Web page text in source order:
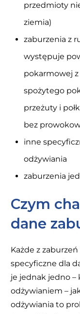
przedmioty
ziemia)
zaburzenia z
występuje
pokarmowej z
spożytego
przeżuty i
bez
inne
odżywiania
zaburzenia
Czym
dane
Każde z
specyficzne dla
je jednak jedno –
odżywianiem –
odżywiania to